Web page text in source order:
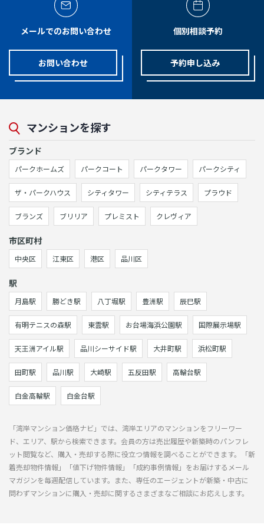
メールでのお問い合わせ
お問い合わせ
個別相談予約
予約申し込み
マンションを探す
ブランド
パークホームズ パークコート パークタワー パークシティ
ザ・パークハウス シティタワー シティテラス プラウド
ブランズ ブリリア プレミスト クレヴィア
市区町村
中央区 江東区 港区 品川区
駅
月島駅 勝どき駅 八丁堀駅 豊洲駅 辰巳駅
有明テニスの森駅 東雲駅 お台場海浜公園駅 国際展示場駅
天王洲アイル駅 品川シーサイド駅 大井町駅 浜松町駅
田町駅 品川駅 大崎駅 五反田駅 高輪台駅
白金高輪駅 白金台駅
「湾岸マンション価格ナビ」では、湾岸エリアのマンションをフリーワー
ド、エリア、駅から検索できます。会員の方は売出履歴や新築時のパンフレ
ット閲覧など、購入・売却する際に役立つ情報を調べることができます。「新
着売却物件情報」「値下げ物件情報」「成約事例情報」をお届けするメール
マガジンを毎週配信しています。また、専任のエージェントが新築・中古に
問わずマンションに購入・売却に関するさまざまなご相談にお応えします。